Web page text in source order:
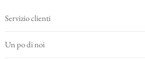
Servizio clienti
Un po di noi